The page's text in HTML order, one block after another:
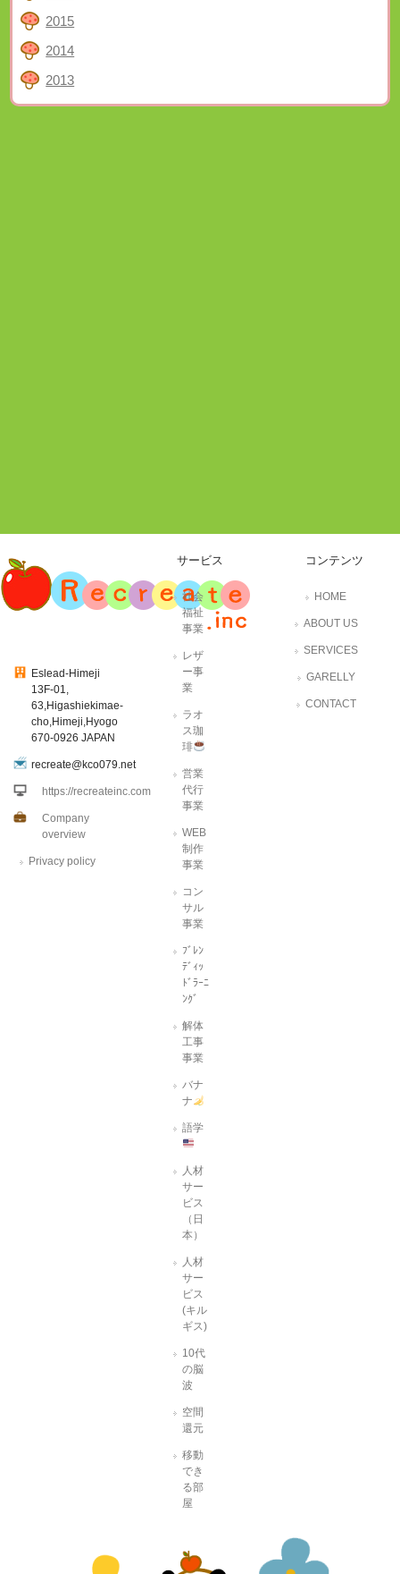
2015
2014
2013
Eslead-Himeji
13F-01,
63,Higashiekimae-
cho,Himeji,Hyogo
670-0926 JAPAN
recreate@kco079.net
https://recreateinc.com
Company
overview
Privacy policy
サービス
社会
福祉
事業
レザ
ー事
業
ラオ
ス珈
琲
営業
代行
事業
WEB
制作
事業
コン
サル
事業
ﾌﾞﾚﾝ
ﾃﾞｨｯ
ﾄﾞﾗｰﾆ
ﾝｸﾞ
解体
工事
事業
バナ
ナ
語学
人材
サー
ビス
（日
本）
人材
サー
ビス
(キル
ギス)
10代
の脳
波
空間
還元
移動
でき
る部
屋
コンテンツ
HOME
ABOUT US
SERVICES
GARELLY
CONTACT